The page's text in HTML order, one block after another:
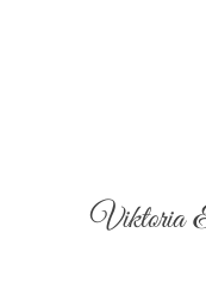
Viktoria